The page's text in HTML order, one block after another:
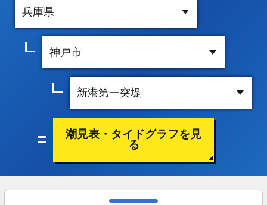
潮見表・タイドグラフを見
る